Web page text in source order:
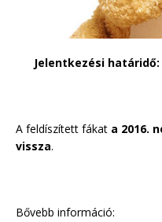
Jelentkezési határidő:
A feldíszített fákat a 2016.
vissza.
Bővebb információ: